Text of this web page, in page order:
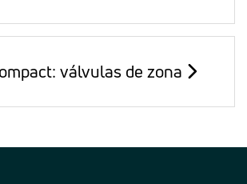
válvulas de zona